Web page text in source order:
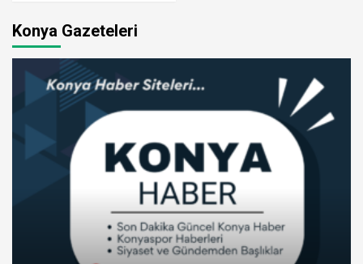
Konya Gazeteleri